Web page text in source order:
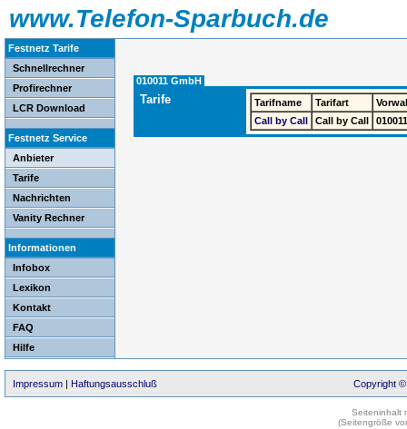
www.Telefon-Sparbuch.de
Festnetz Tarife
Schnellrechner
Profirechner
LCR Download
Festnetz Service
Anbieter
Tarife
Nachrichten
Vanity Rechner
Informationen
Infobox
Lexikon
Kontakt
FAQ
Hilfe
010011 GmbH
Tarife Tarifname Tarifart
Call by Call
Call by Call 010011
Impressum | Haftungsausschluß Copyright ©
Seiteninhalt
(Seitengröße